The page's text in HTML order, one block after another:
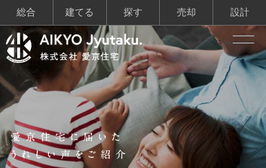
総合 建てる 探す 売却 設計